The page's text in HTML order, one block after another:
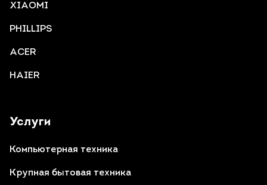
Услуги
Компьютерная техника
Крупная бытовая техника
XIAOMI
PHILLIPS
ACER
HAIER